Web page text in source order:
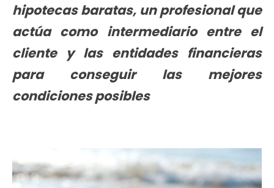
hipotecas baratas, un profesional que
actúa como intermediario entre el
cliente y las entidades financieras
para conseguir las mejores
condiciones posibles